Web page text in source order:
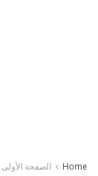
Home الصفحة الأولى